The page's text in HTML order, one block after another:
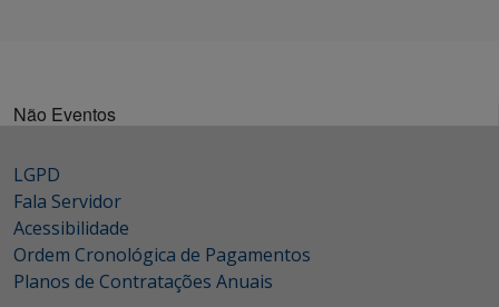
Não Eventos
LGPD
Fala Servidor
Acessibilidade
Ordem Cronológica de Pagamentos
Planos de Contratações Anuais